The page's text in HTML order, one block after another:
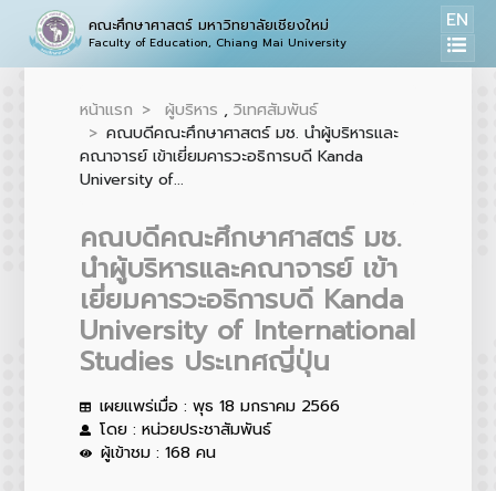
คณะศึกษาศาสตร์ มหาวิทยาลัยเชียงใหม่
Faculty of Education, Chiang Mai University
EN
หน้าแรก ผู้บริหาร , วิเทศสัมพันธ์
คณบดีคณะศึกษาศาสตร์ มช. นำผู้บริหารและ
คณาจารย์ เข้าเยี่ยมคารวะอธิการบดี Kanda
University of...
คณบดีคณะศึกษาศาสตร์ มช.
นำผู้บริหารและคณาจารย์ เข้า
เยี่ยมคารวะอธิการบดี Kanda
University of International
Studies ประเทศญี่ปุ่น
เผยแพร่เมื่อ : พุธ 18 มกราคม 2566
โดย : หน่วยประชาสัมพันธ์
ผู้เข้าชม : 168 คน